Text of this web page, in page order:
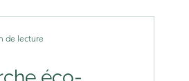
de lecture